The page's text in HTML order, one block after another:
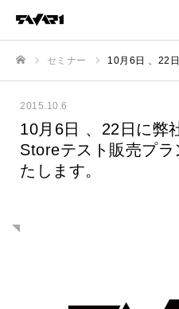
セミナー 10月6日 、22日に弊社代表
2015.10.6
10月6日 、22日に弊
Storeテスト販売プ
たします。